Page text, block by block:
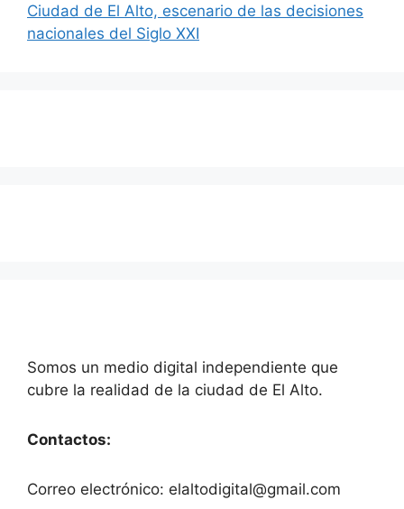
Ciudad de El Alto, escenario de las decisiones
nacionales del Siglo XXI
Somos un medio digital independiente que
cubre la realidad de la ciudad de El Alto.
Contactos:
Correo electrónico: elaltodigital@gmail.com